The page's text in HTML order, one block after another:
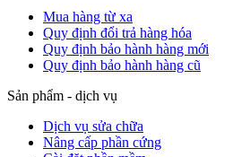
Mua hàng từ xa
Quy định đổi trả hàng hóa
Quy định bảo hành hàng mới
Quy định bảo hành hàng cũ
Sản phẩm - dịch vụ
Dịch vụ sửa chữa
Nâng cấp phần cứng